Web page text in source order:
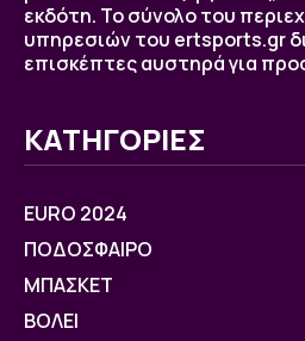
εκδότη. Το σύνολο του
υπηρεσιών του ertsports.gr
επισκέπτες αυστηρά για
ΚΑΤΗΓΟΡΙΕΣ
EURO 2024
ΠΟΔΟΣΦΑΙΡΟ
ΜΠΑΣΚΕΤ
ΒOΛΕΙ